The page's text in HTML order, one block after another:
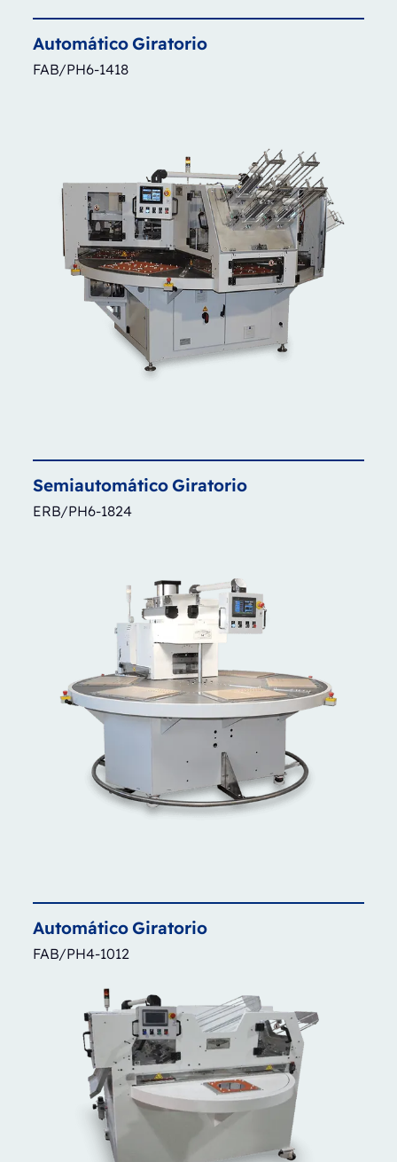
AutomáticoGiratorio
FAB/PH6-1418
SemiautomáticoGiratorio
ERB/PH6-1824
AutomáticoGiratorio
FAB/PH4-1012